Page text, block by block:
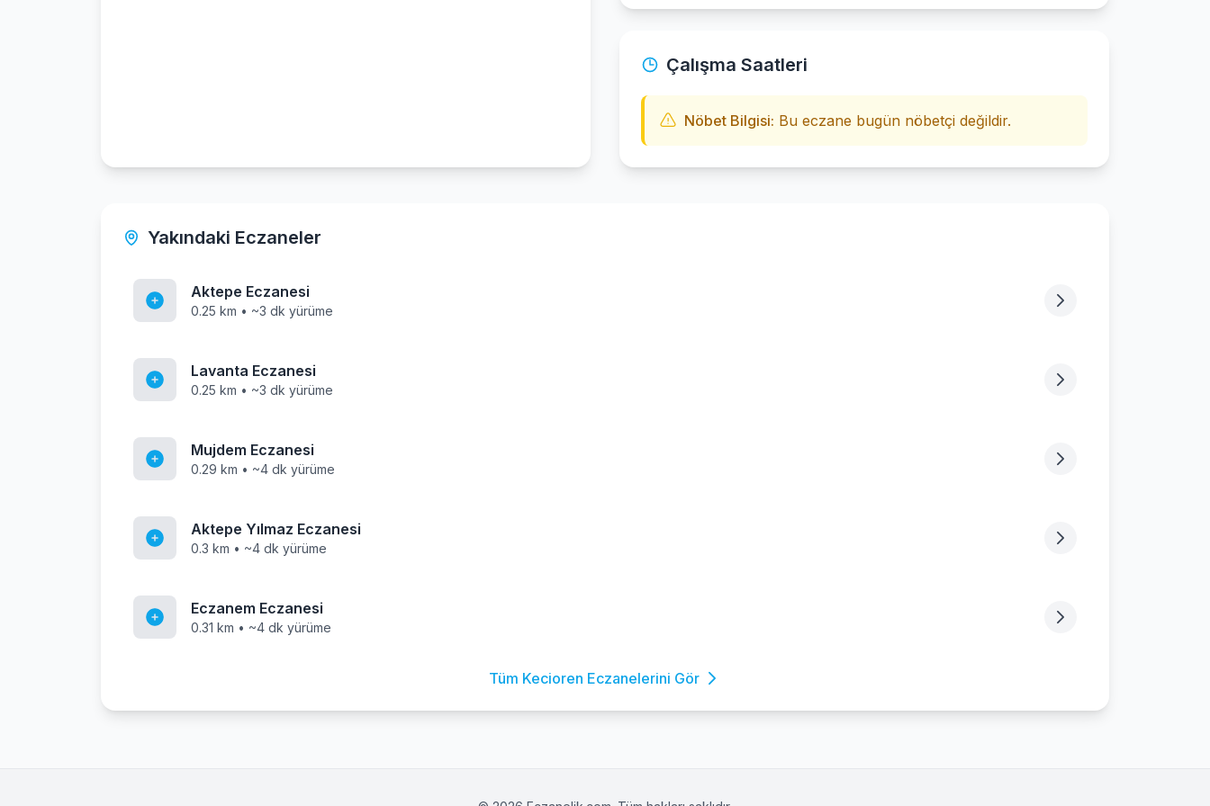
Çalışma Saatleri
Nöbet Bilgisi: Bu eczane bugün nöbetçi değildir.
Yakındaki Eczaneler
Aktepe Eczanesi
0.25 km • ~3 dk yürüme
Lavanta Eczanesi
0.25 km • ~3 dk yürüme
Mujdem Eczanesi
0.29 km • ~4 dk yürüme
Aktepe Yılmaz Eczanesi
0.3 km • ~4 dk yürüme
Eczanem Eczanesi
0.31 km • ~4 dk yürüme
Tüm Kecioren Eczanelerini Gör